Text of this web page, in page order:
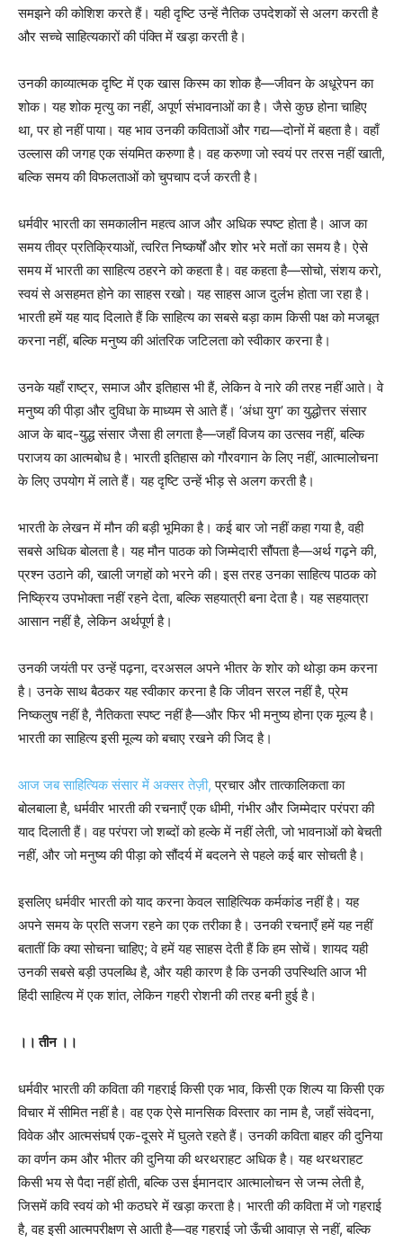
समझने की कोशिश करते हैं। यही दृष्टि उन्हें नैतिक उपदेशकों से अलग करती है
और सच्चे साहित्यकारों की पंक्ति में खड़ा करती है।
उनकी काव्यात्मक दृष्टि में एक खास किस्म का शोक है—जीवन के अधूरेपन का
शोक। यह शोक मृत्यु का नहीं, अपूर्ण संभावनाओं का है। जैसे कुछ होना चाहिए
था, पर हो नहीं पाया। यह भाव उनकी कविताओं और गद्य—दोनों में बहता है। वहाँ
उल्लास की जगह एक संयमित करुणा है। वह करुणा जो स्वयं पर तरस नहीं खाती,
बल्कि समय की विफलताओं को चुपचाप दर्ज करती है।
धर्मवीर भारती का समकालीन महत्व आज और अधिक स्पष्ट होता है। आज का
समय तीव्र प्रतिक्रियाओं, त्वरित निष्कर्षों और शोर भरे मतों का समय है। ऐसे
समय में भारती का साहित्य ठहरने को कहता है। वह कहता है—सोचो, संशय करो,
स्वयं से असहमत होने का साहस रखो। यह साहस आज दुर्लभ होता जा रहा है।
भारती हमें यह याद दिलाते हैं कि साहित्य का सबसे बड़ा काम किसी पक्ष को मजबूत
करना नहीं, बल्कि मनुष्य की आंतरिक जटिलता को स्वीकार करना है।
उनके यहाँ राष्ट्र, समाज और इतिहास भी हैं, लेकिन वे नारे की तरह नहीं आते। वे
मनुष्य की पीड़ा और दुविधा के माध्यम से आते हैं। ‘अंधा युग’ का युद्धोत्तर संसार
आज के बाद-युद्ध संसार जैसा ही लगता है—जहाँ विजय का उत्सव नहीं, बल्कि
पराजय का आत्मबोध है। भारती इतिहास को गौरवगान के लिए नहीं, आत्मालोचना
के लिए उपयोग में लाते हैं। यह दृष्टि उन्हें भीड़ से अलग करती है।
भारती के लेखन में मौन की बड़ी भूमिका है। कई बार जो नहीं कहा गया है, वही
सबसे अधिक बोलता है। यह मौन पाठक को जिम्मेदारी सौंपता है—अर्थ गढ़ने की,
प्रश्न उठाने की, खाली जगहों को भरने की। इस तरह उनका साहित्य पाठक को
निष्क्रिय उपभोक्ता नहीं रहने देता, बल्कि सहयात्री बना देता है। यह सहयात्रा
आसान नहीं है, लेकिन अर्थपूर्ण है।
उनकी जयंती पर उन्हें पढ़ना, दरअसल अपने भीतर के शोर को थोड़ा कम करना
है। उनके साथ बैठकर यह स्वीकार करना है कि जीवन सरल नहीं है, प्रेम
निष्कलुष नहीं है, नैतिकता स्पष्ट नहीं है—और फिर भी मनुष्य होना एक मूल्य है।
भारती का साहित्य इसी मूल्य को बचाए रखने की जिद है।
आज जब साहित्यिक संसार में अक्सर तेज़ी, प्रचार और तात्कालिकता का
बोलबाला है, धर्मवीर भारती की रचनाएँ एक धीमी, गंभीर और जिम्मेदार परंपरा की
याद दिलाती हैं। वह परंपरा जो शब्दों को हल्के में नहीं लेती, जो भावनाओं को बेचती
नहीं, और जो मनुष्य की पीड़ा को सौंदर्य में बदलने से पहले कई बार सोचती है।
इसलिए धर्मवीर भारती को याद करना केवल साहित्यिक कर्मकांड नहीं है। यह
अपने समय के प्रति सजग रहने का एक तरीका है। उनकी रचनाएँ हमें यह नहीं
बतातीं कि क्या सोचना चाहिए; वे हमें यह साहस देती हैं कि हम सोचें। शायद यही
उनकी सबसे बड़ी उपलब्धि है, और यही कारण है कि उनकी उपस्थिति आज भी
हिंदी साहित्य में एक शांत, लेकिन गहरी रोशनी की तरह बनी हुई है।
।। तीन ।।
धर्मवीर भारती की कविता की गहराई किसी एक भाव, किसी एक शिल्प या किसी एक
विचार में सीमित नहीं है। वह एक ऐसे मानसिक विस्तार का नाम है, जहाँ संवेदना,
विवेक और आत्मसंघर्ष एक-दूसरे में घुलते रहते हैं। उनकी कविता बाहर की दुनिया
का वर्णन कम और भीतर की दुनिया की थरथराहट अधिक है। यह थरथराहट
किसी भय से पैदा नहीं होती, बल्कि उस ईमानदार आत्मालोचन से जन्म लेती है,
जिसमें कवि स्वयं को भी कठघरे में खड़ा करता है। भारती की कविता में जो गहराई
है, वह इसी आत्मपरीक्षण से आती है—वह गहराई जो ऊँची आवाज़ से नहीं, बल्कि